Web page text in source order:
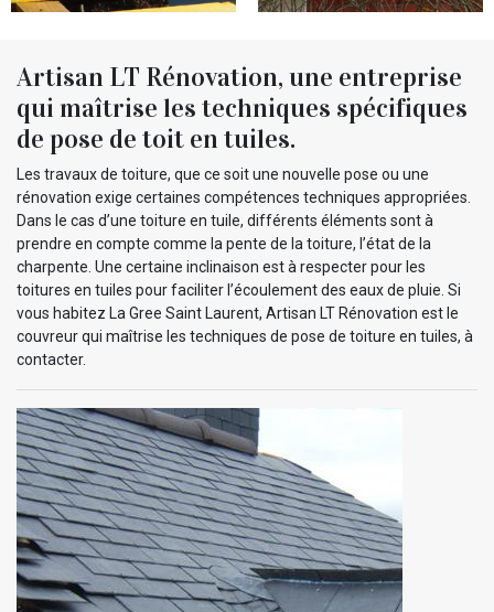
Artisan LT Rénovation, une entreprise
qui maîtrise les techniques spécifiques
de pose de toit en tuiles.
Les travaux de toiture, que ce soit une nouvelle pose ou une
rénovation exige certaines compétences techniques appropriées.
Dans le cas d’une toiture en tuile, différents éléments sont à
prendre en compte comme la pente de la toiture, l’état de la
charpente. Une certaine inclinaison est à respecter pour les
toitures en tuiles pour faciliter l’écoulement des eaux de pluie. Si
vous habitez La Gree Saint Laurent, Artisan LT Rénovation est le
couvreur qui maîtrise les techniques de pose de toiture en tuiles, à
contacter.